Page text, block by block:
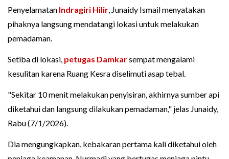
Penyelamatan Indragiri Hilir, Junaidy Ismail menyatakan
pihaknya langsung mendatangi lokasi untuk melakukan
pemadaman.
Setiba di lokasi, petugas Damkarsempat mengalami
kesulitan karena Ruang Kesra diselimuti asap tebal.
"Sekitar 10 menit melakukan penyisiran, akhirnya sumber api
diketahui dan langsung dilakukan pemadaman," jelas Junaidy,
Rabu (7/1/2026).
Dia mengungkapkan, kebakaran pertama kali diketahui oleh